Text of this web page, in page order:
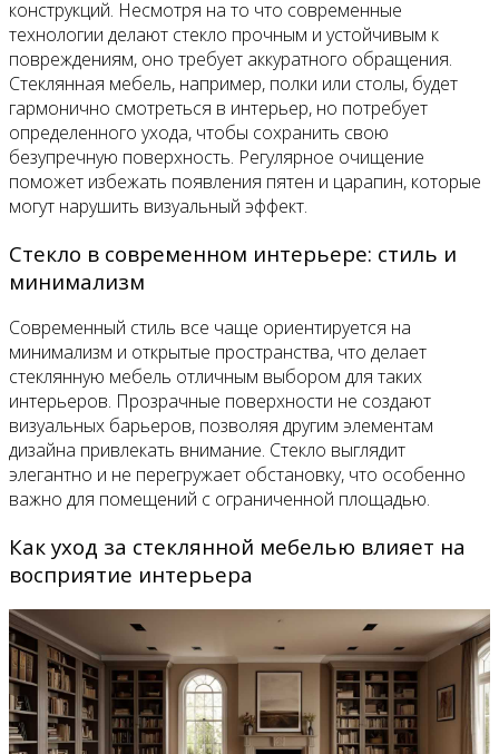
конструкций. Несмотря на то что современные
технологии делают стекло прочным и устойчивым к
повреждениям, оно требует аккуратного обращения.
Стеклянная мебель, например, полки или столы, будет
гармонично смотреться в интерьер, но потребует
определенного ухода, чтобы сохранить свою
безупречную поверхность. Регулярное очищение
поможет избежать появления пятен и царапин, которые
могут нарушить визуальный эффект.
Стекло в современном интерьере: стиль и
минимализм
Современный стиль все чаще ориентируется на
минимализм и открытые пространства, что делает
стеклянную мебель отличным выбором для таких
интерьеров. Прозрачные поверхности не создают
визуальных барьеров, позволяя другим элементам
дизайна привлекать внимание. Стекло выглядит
элегантно и не перегружает обстановку, что особенно
важно для помещений с ограниченной площадью.
Как уход за стеклянной мебелью влияет на
восприятие интерьера